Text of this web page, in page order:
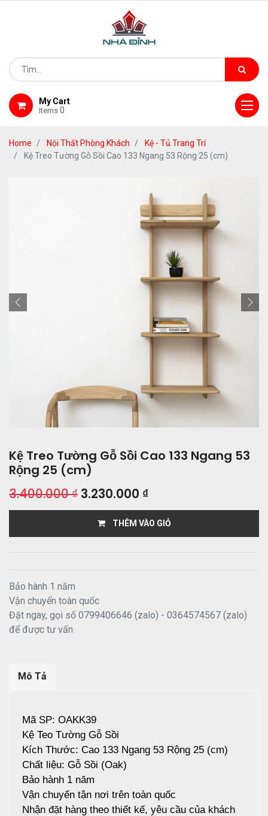
My Cart
Items 0
Home Nội Thất Phòng Khách
Kệ - Tủ Trang Trí
Kệ Treo Tường Gỗ Sồi Cao 133 Ngang 53 Rộng 25 (cm)
Kệ Treo Tường Gỗ Sồi Cao 133 Ngang 53
Rộng 25 (cm)
3.400.000₫ 3.230.000 ₫
THÊM VÀO GIỎ
Bảo hành 1 năm
Vận chuyển toàn quốc
Đặt ngay, gọi số 0799406646 (zalo) - 0364574567 (zalo)
để được tư vấn
Mô Tả
Mã SP: OAKK39
Kệ Teo Tường Gỗ Sồi
Kích Thước: Cao 133 Ngang 53 Rộng 25 (cm)
Chất liệu: Gỗ Sồi (Oak)
Bảo hành 1 năm
Vận chuyển tận nơi trên toàn quốc
Nhận đặt hàng theo thiết kế, yêu cầu của khách